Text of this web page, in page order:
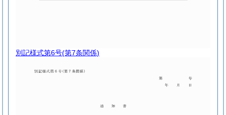
別記様式第6号(第7条関係)